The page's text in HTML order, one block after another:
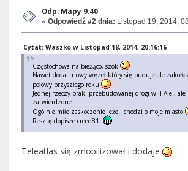
Odp: Mapy 9.40
« Odpowiedź #2 dnia: Listopad 19, 2014,
Cytat: Waszko w Listopad 18, 2014, 20:16:16
Częstochowa na bieżąco, szok
Nawet dodali nowy węzeł który się buduje ale
połowy przyszłego roku
Jednej rzeczy brak- przebudowanej drogi w II Alei, ale
zatwierdzone.
Ogólnie miłe zaskoczenie jeżeli chodzi o moje miasto
Resztę dopisze creed81
Teleatlas się zmobilizował i dodaje